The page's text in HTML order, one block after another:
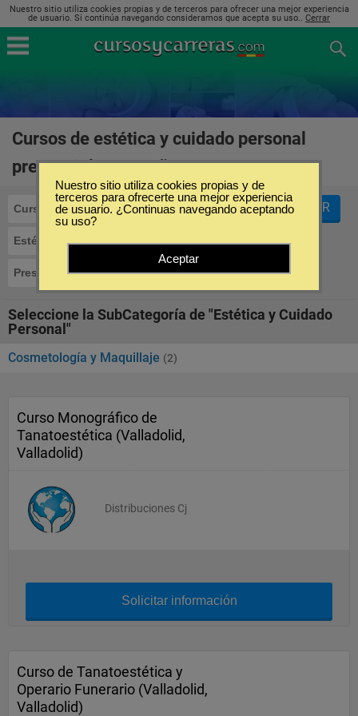
Nuestro sitio utiliza cookies propias y de terceros para ofrecer una mejor experiencia
de usuario. Si continúa navegando consideramos que acepta su uso.. Cerrar
Cursos de estética y cuidado personal
presencial en España
Cursos
Estética y Cuidado Personal
Presencial
FILTRAR
Seleccione la SubCategoría de "Estética y Cuidado
Personal"
Cosmetología y Maquillaje (2)
Curso Monográfico de
Tanatoestética (Valladolid,
Valladolid)
Distribuciones Cj
Solicitar información
Curso de Tanatoestética y
Operario Funerario (Valladolid,
Valladolid)
Nuestro sitio utiliza cookies propias y de
terceros para ofrecerte una mejor experiencia
de usuario. ¿Continuas navegando aceptando
su uso?
Aceptar